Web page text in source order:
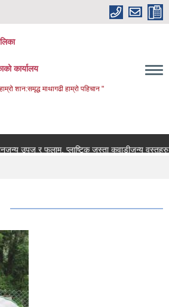
कार्यालय
शान:समृद्ध माथागढी हाम्रो पहिचान "
उपज र फलाम, प्लाष्टिक जस्ता कवाडीजन्य वस्तुहरुको